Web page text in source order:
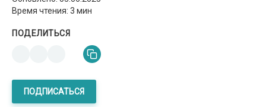
Время чтения: 3 мин
ПОДЕЛИТЬСЯ
ПОДПИСАТЬСЯ